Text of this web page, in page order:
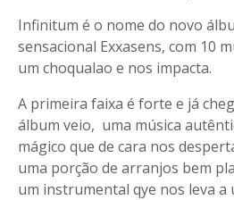
Infinitum é o nome do novo
sensacional Exxasens, com 10
um choqualao e nos impacta.
A primeira faixa é forte e já
álbum veio, uma música
mágico que de cara nos
uma porção de arranjos bem
um instrumental qye nos leva a